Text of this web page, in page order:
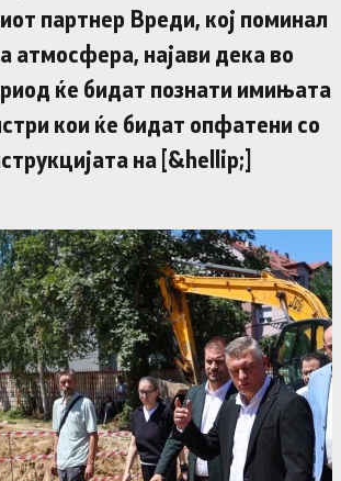
партнер Вреди, кој поминал
атмосфера, најави дека во
ќе бидат познати имињата
кои ќе бидат опфатени со
на [&hellip;]